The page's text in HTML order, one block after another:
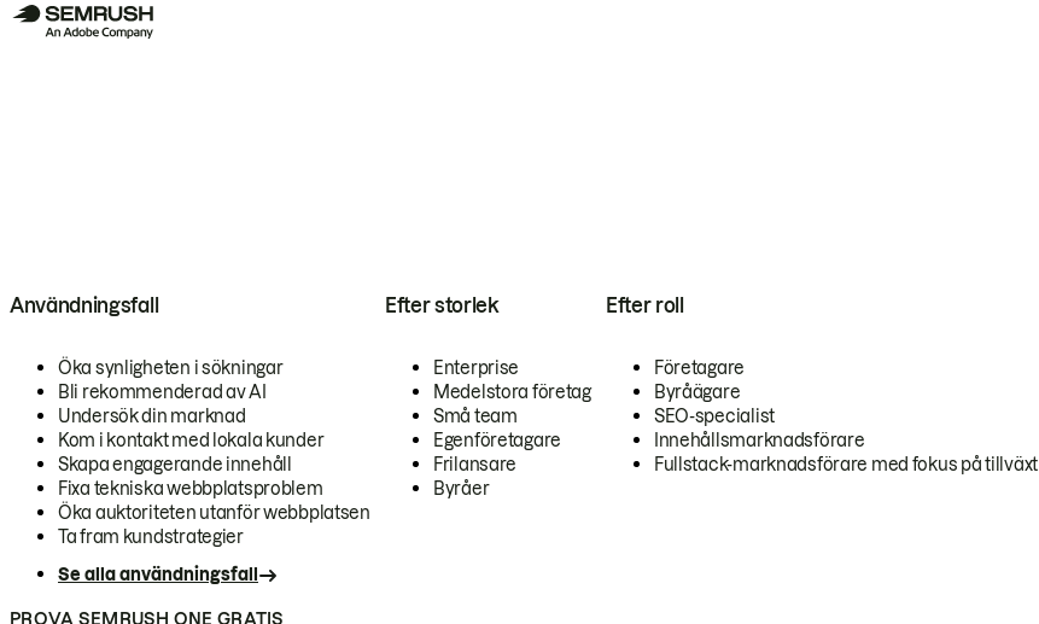
Användningsfall
Öka synligheten i sökningar
Bli rekommenderad av AI
Undersök din marknad
Kom i kontakt med lokala kunder
Skapa engagerande innehåll
Fixa tekniska webbplatsproblem
Öka auktoriteten utanför webbplatsen
Ta fram kundstrategier
Se alla användningsfall
Efter storlek
Enterprise
Medelstora företag
Små team
Egenföretagare
Frilansare
Byråer
Efter roll
Företagare
Byråägare
SEO-specialist
Innehållsmarknadsförare
Fullstack-marknadsförare med fokus på tillväxt
PROVA SEMRUSH ONE GRATIS